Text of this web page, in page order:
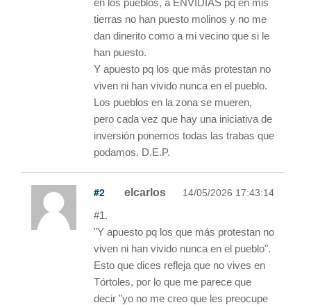
tierras no han puesto molinos y no me
dan dinerito como a mi vecino que si le
han puesto.
Y apuesto pq los que más protestan no
viven ni han vivido nunca en el pueblo.
Los pueblos en la zona se mueren,
pero cada vez que hay una iniciativa de
inversión ponemos todas las trabas que
podamos. D.E.P.
#2 elcarlos 14/05/2026 17:43:14
#1.
"Y apuesto pq los que más protestan no
viven ni han vivido nunca en el pueblo".
Esto que dices refleja que no vives en
Tórtoles, por lo que me parece que
decir "yo no me creo que les preocupe